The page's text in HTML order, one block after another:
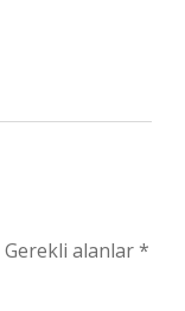
Gerekli alanlar*